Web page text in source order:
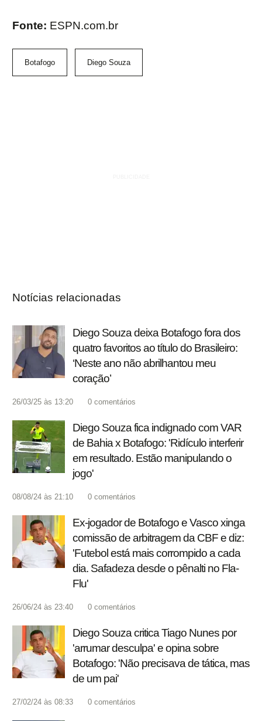
Fonte: ESPN.com.br
Botafogo Diego Souza
Notícias relacionadas
Diego Souza deixa Botafogo fora dos
quatro favoritos ao título do Brasileiro:
‘Neste ano não abrilhantou meu
coração’
26/03/25 às 13:20 0 comentários
Diego Souza fica indignado com VAR
de Bahia x Botafogo: 'Ridículo interferir
em resultado. Estão manipulando o
jogo'
08/08/24 às 21:10 0 comentários
Ex-jogador de Botafogo e Vasco xinga
comissão de arbitragem da CBF e diz:
'Futebol está mais corrompido a cada
dia. Safadeza desde o pênalti no Fla-
Flu'
26/06/24 às 23:40 0 comentários
Diego Souza critica Tiago Nunes por
'arrumar desculpa' e opina sobre
Botafogo: 'Não precisava de tática, mas
de um pai'
27/02/24 às 08:33 0 comentários